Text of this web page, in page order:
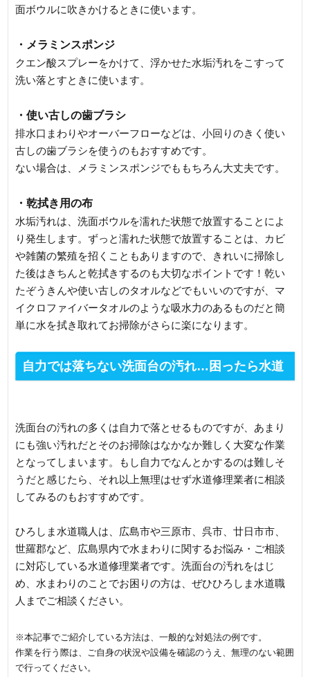
面ボウルに吹きかけるときに使います。
・メラミンスポンジ
クエン酸スプレーをかけて、浮かせた水垢汚れをこすって
洗い落とすときに使います。
・使い古しの歯ブラシ
排水口まわりやオーバーフローなどは、小回りのきく使い
古しの歯ブラシを使うのもおすすめです。
ない場合は、メラミンスポンジでももちろん大丈夫です。
・乾拭き用の布
水垢汚れは、洗面ボウルを濡れた状態で放置することによ
り発生します。ずっと濡れた状態で放置することは、カビ
や雑菌の繁殖を招くこともありますので、きれいに掃除し
た後はきちんと乾拭きするのも大切なポイントです！乾い
たぞうきんや使い古しのタオルなどでもいいのですが、マ
イクロファイバータオルのような吸水力のあるものだと簡
単に水を拭き取れてお掃除がさらに楽になります。
自力では落ちない洗面台の汚れ…困ったら水道
洗面台の汚れの多くは自力で落とせるものですが、あまり
にも強い汚れだとそのお掃除はなかなか難しく大変な作業
となってしまいます。もし自力でなんとかするのは難しそ
うだと感じたら、それ以上無理はせず水道修理業者に相談
してみるのもおすすめです。
ひろしま水道職人は、広島市や三原市、呉市、廿日市市、
世羅郡など、広島県内で水まわりに関するお悩み・ご相談
に対応している水道修理業者です。洗面台の汚れをはじ
め、水まわりのことでお困りの方は、ぜひひろしま水道職
人までご相談ください。
※本記事でご紹介している方法は、一般的な対処法の例です。
作業を行う際は、ご自身の状況や設備を確認のうえ、無理のない範囲
で行ってください。